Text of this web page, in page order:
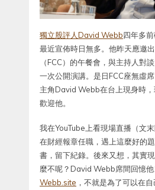
獨立股評人David Webb四年多
最近宣佈時日無多。他昨天應邀
（FCC）的午餐會，與主持人對
一次公開演講。是日FCC座無虛
主角David Webb在台上現身時
歡迎他。
我在YouTube上看現場直播（文
在財經報章任職，遇上這麼好的
書，留下紀錄。後來又想，其實
麼不呢？David Webb席間回憶
Webb.site ，不就是為了可以在